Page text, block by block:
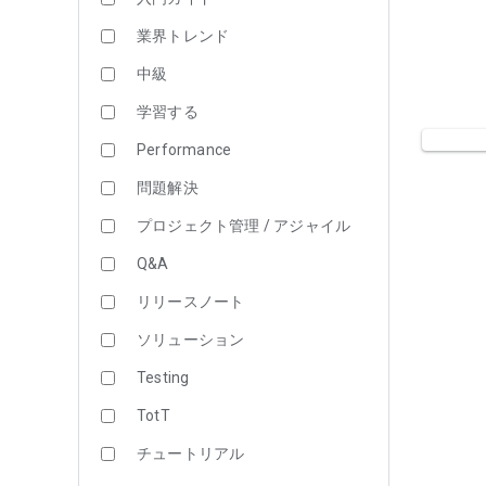
業界トレンド
中級
学習する
Performance
問題解決
プロジェクト管理 / アジャイル
Q&A
リリースノート
ソリューション
Testing
TotT
チュートリアル